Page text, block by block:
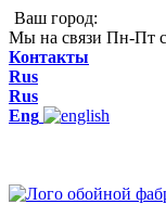
Ваш город:
Мы на связи Пн-Пт
Контакты
Rus
Rus
Eng